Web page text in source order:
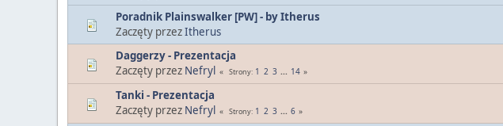
Poradnik Plainswalker [PW] - by Itherus
Zaczęty przezItherus
Daggerzy - Prezentacja
Zaczęty przez Nefryl Strony 1 2 3 ... 14
Tanki - Prezentacja
Zaczęty przez Nefryl Strony 1 2 3 ... 6